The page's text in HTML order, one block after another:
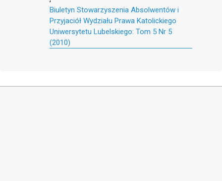
Biuletyn Stowarzyszenia Absolwentów i
Przyjaciół Wydziału Prawa Katolickiego
Uniwersytetu Lubelskiego: Tom 5 Nr 5
(2010)